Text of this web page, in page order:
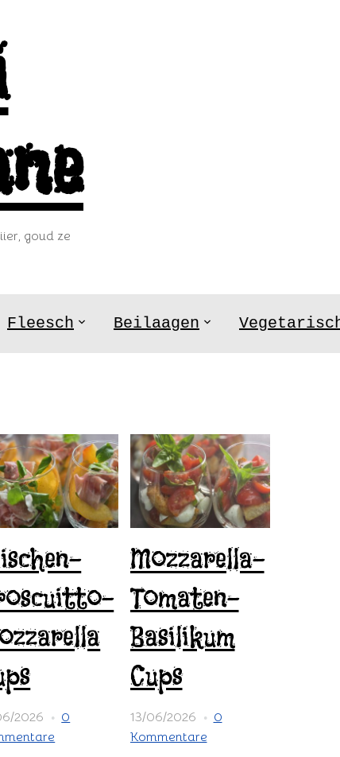
goud ze
Fleesch Beilaagen
2026
0
Mozzarella-
Tomaten-
Basilikum
Cups
13/06/2026
0
Kommentare